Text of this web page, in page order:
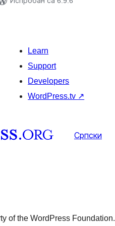
Learn
Support
Developers
WordPress.tv ↗
Српски
of the WordPress Foundation.